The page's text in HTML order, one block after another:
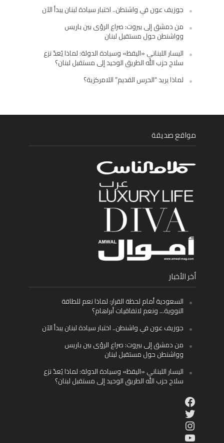
جوزيف عون في واشنطن.. اختبار سيادة لبنان يبدأ الآن
من دمشق إلى بيروت: صراع الرؤى بين باريس
وواشنطن حول مستقبل لبنان
اليسار اللبناني «اليقظ» وسيادة الدولة: لماذا يُعدّ نزع
سلاح حزب الله الطريق الوحيد إلى مستقبل لبنان؟
لماذا يريد “الحرس القديم” اللامركزية؟
مواقع صديقة
أخر الأخبار
السعودية أمام لحظة القرار: لماذا نعم للطاقة
النووية… ونعم لاتفاقيات أبراهام؟
جوزيف عون في واشنطن.. اختبار سيادة لبنان يبدأ الآن
من دمشق إلى بيروت: صراع الرؤى بين باريس
وواشنطن حول مستقبل لبنان
اليسار اللبناني «اليقظ» وسيادة الدولة: لماذا يُعدّ نزع
سلاح حزب الله الطريق الوحيد إلى مستقبل لبنان؟
Facebook
Twitter
Instagram
YouTube